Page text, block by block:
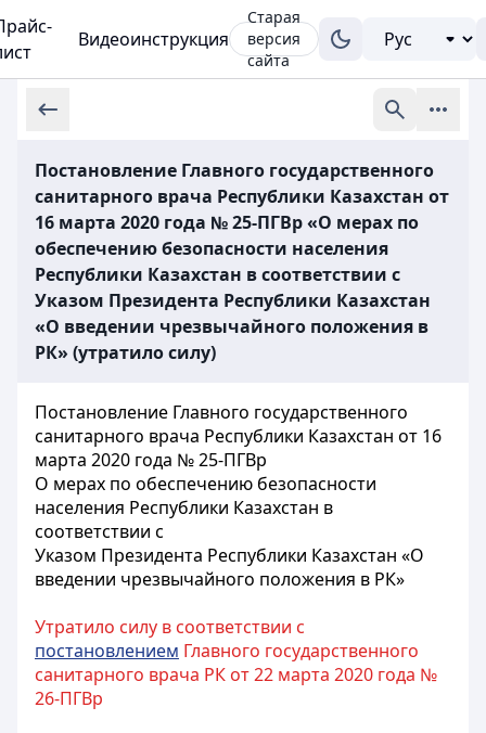
Видеоинструкция
Старая
версия
сайта
Постановление Главного государственного
санитарного врача Республики Казахстан от
16 марта 2020 года № 25-ПГВр «О мерах по
обеспечению безопасности населения
Республики Казахстан в соответствии с
Указом Президента Республики Казахстан
«О введении чрезвычайного положения в
РК» (утратило силу)
Постановление Главного государственного
санитарного врача Республики Казахстан от 16
марта 2020 года № 25-ПГВр
О мерах по обеспечению безопасности
населения Республики Казахстан в
соответствии с
Указом Президента Республики Казахстан «О
введении чрезвычайного положения в РК»
Утратило силу в соответствии с
постановлением Главного государственного
санитарного врача РК от 22 марта 2020 года №
26-ПГВр